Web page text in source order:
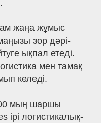
жаңа жұмыс
зор дәрі-
ықпал етеді.
мен тамақ
келеді.
мың шаршы
ірі логистикалық-